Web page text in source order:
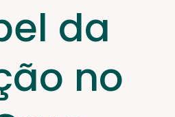
da
no